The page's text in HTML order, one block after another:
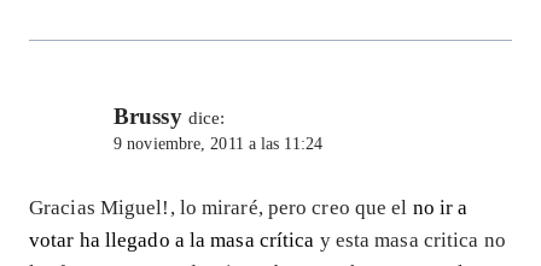
Brussy dice:
9 noviembre, 2011 a las 11:24
Gracias Miguel!, lo miraré, pero creo que el no ir a
votar ha llegado a la masa crítica y esta masa critica no